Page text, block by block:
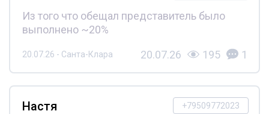
Из того что обещал представитель было
выполнено ~20%
20.07.26 - Санта-Клара 20.07.26 195 1
+79509772023
Настя